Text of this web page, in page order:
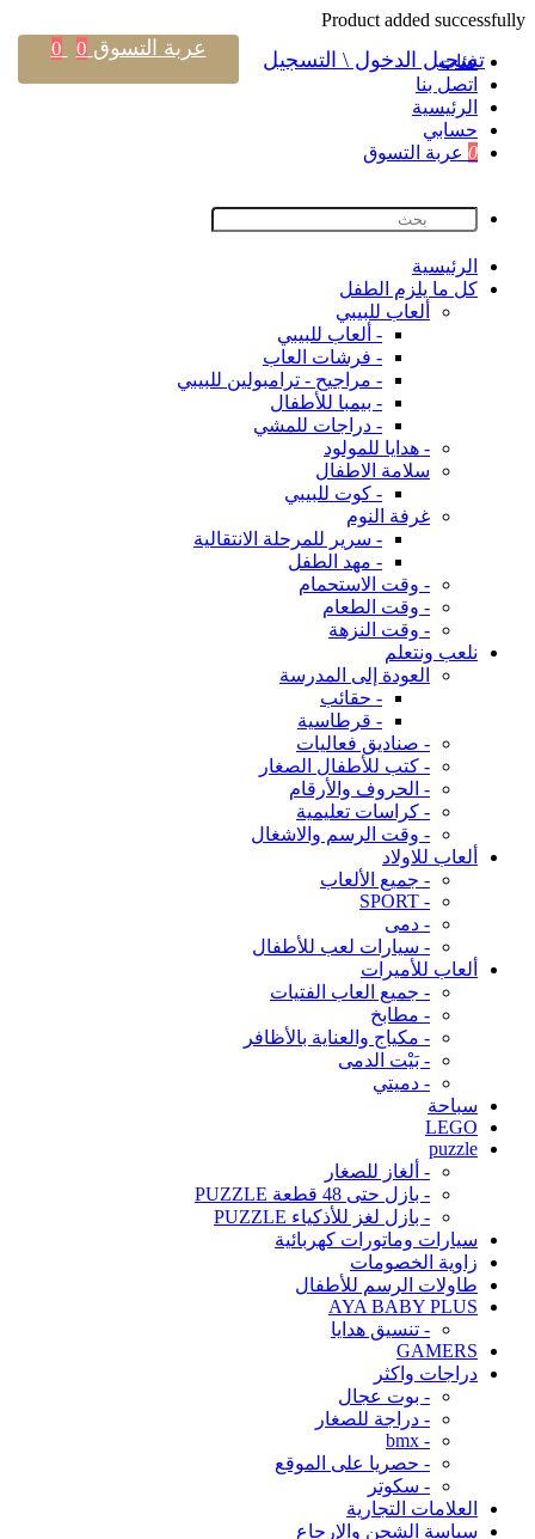
Product added successfully
فئات
اتصل بنا
اﻟﺮﺋﻴﺴﻴﺔ
حسابي
0 عربة التسوق
اﻟﺮﺋﻴﺴﻴﺔ
كل ما يلزم الطفل
ألعاب للبيبي
- ألعاب للبيبي
- فرشات العاب
- مراجيح - ترامبولين للبيبي
- بيمبا للأطفال
- دراجات للمشي
- هدايا للمولود
سلامة الاطفال
- كوت للبيبي
غرفة النوم
- سرير للمرحلة الانتقالية
- مهد الطفل
- وقت الاستحمام
- وقت الطعام
- وقت النزهة
نلعب ونتعلم
العودة إلى المدرسة
- حقائب
- قرطاسية
- صناديق فعاليات
- كتب للأطفال الصغار
- الحروف والأرقام
- كراسات تعليمية
- وقت الرسم والاشغال
ألعاب للاولاد
- جميع الألعاب
- SPORT
- دمى
- سيارات لعب للأطفال
ألعاب للأميرات
- جميع العاب الفتيات
- مطابخ
- مكياج والعناية بالأظافر
- بَيْت الدمى
- دميتي
سباحة
LEGO
puzzle
- ألغاز للصغار
- بازل حتى 48 قطعة PUZZLE
- بازل لغز للأذكياء PUZZLE
سيارات وماتورات كهربائية
زاوية الخصومات
طاولات الرسم للأطفال
AYA BABY PLUS
- تنسيق هدايا
GAMERS
دراجات واكثر
- بوت عجال
- دراجة للصغار
- bmx
- حصريا على الموقع
- سكوتر
العلامات التجارية
سياسة الشحن والإرجاع
تسجيل الدخول \ التسجيل عربة التسوق 0
0